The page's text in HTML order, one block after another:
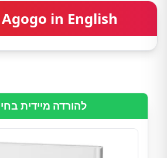
in English
להורדה מיידית